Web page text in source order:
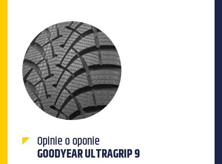
Opinie o oponie
GOODYEAR ULTRAGRIP 9